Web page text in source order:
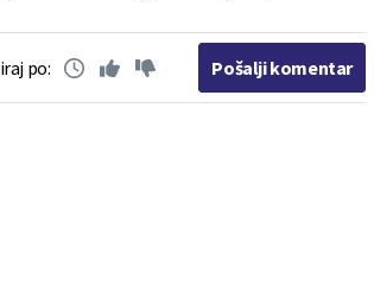
po: Pošalji komentar